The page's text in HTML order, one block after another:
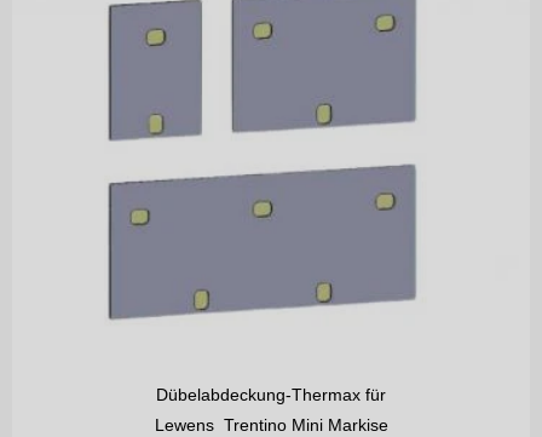
Dübelabdeckung-Thermax für
Lewens Trentino Mini Markise